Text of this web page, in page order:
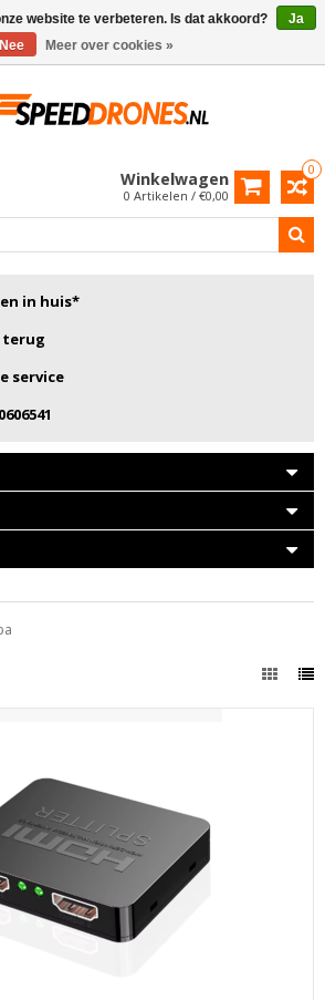
0
Winkelwagen
0 Artikelen / €0,00
in huis*
terug
service
website te verbeteren. Is dat akkoord?
Ja
Nee
Meer over cookies »